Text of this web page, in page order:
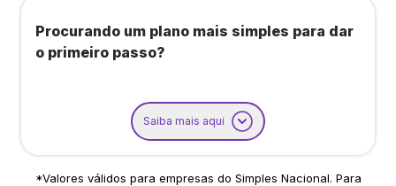
Procurando um plano mais simples para dar
o primeiro passo?
Saiba mais aqui
*Valores válidos para empresas do Simples Nacional. Para